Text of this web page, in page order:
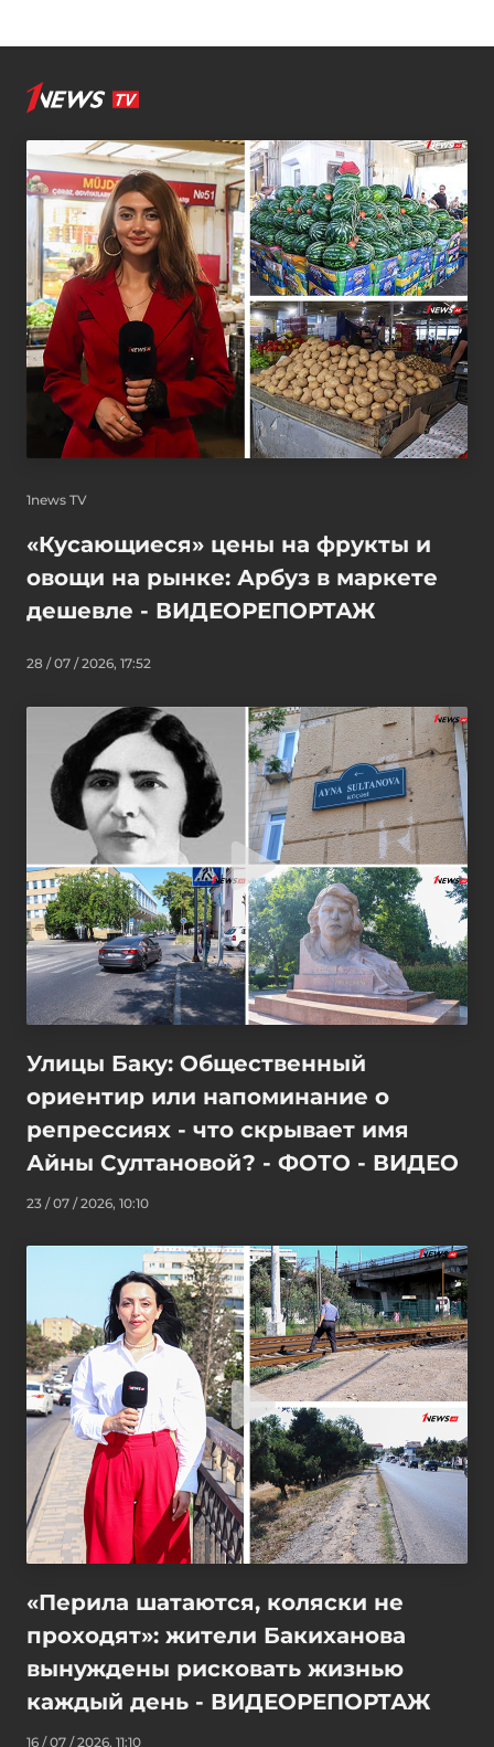
1news TV
«Кусающиеся» цены на фрукты и
овощи на рынке: Арбуз в маркете
дешевле - ВИДЕОРЕПОРТАЖ
28 / 07 / 2026, 17:52
Улицы Баку: Общественный
ориентир или напоминание о
репрессиях - что скрывает имя
Айны Султановой? - ФОТО - ВИДЕО
23 / 07 / 2026, 10:10
«Перила шатаются, коляски не
проходят»: жители Бакиханова
вынуждены рисковать жизнью
каждый день - ВИДЕОРЕПОРТАЖ
16 / 07 / 2026, 11:10